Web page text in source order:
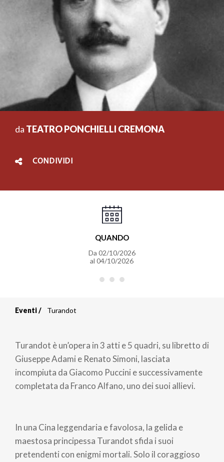
da TEATRO PONCHIELLI CREMONA
CONDIVIDI
QUANDO
Da 02/10/2026
al 04/10/2026
di
pane
Eventi Turandot
Turandot è un’opera in 3 atti e 5 quadri, su libretto di
Giuseppe Adami e Renato Simoni, lasciata
incompiuta da Giacomo Puccini e successivamente
completata da Franco Alfano, uno dei suoi allievi.
In una Cina leggendaria e favolosa, la gelida e
maestosa principessa Turandot sfida i suoi
pretendenti con enigmi mortali. Solo il coraggioso